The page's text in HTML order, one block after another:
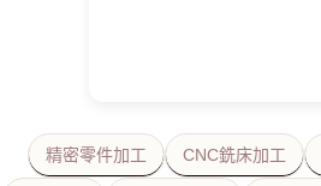
精密零件加工 CNC銑床加工